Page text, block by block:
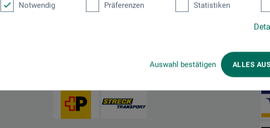
Notwendig Präferenzen Statistiken
Auswahl bestätigen ALLES
Artikel pro Seite: